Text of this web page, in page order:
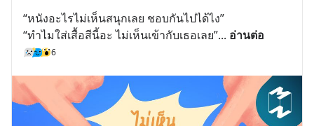
“หนังอะไรไม่เห็นสนุกเลย ชอบกันไปได้ไง”
“ทำไมใส่เสื้อสีนี้อะ ไม่เห็นเข้ากับเธอเลย”... อ่านต่อ
6